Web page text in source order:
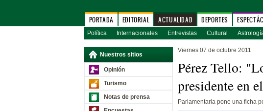
PORTADA EDITORIAL ACTUALIDAD DEPORTES
Política Internacionales Entrevistas Cultural
Nuestros sitios
Opinión
Turismo
Notas de prensa
Viernes 07 de octubre 2011
Pérez Tello:
presidente en
Parlamentaria pone una ficha